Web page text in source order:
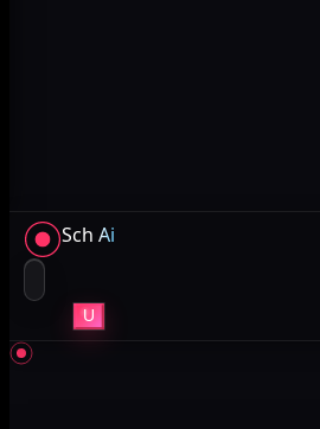
Sch Ai
U